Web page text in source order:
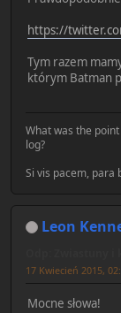
https://
Tym razem
którym Batman
What was the
log?
Si vis pacem, para
Leon
17 Kwiecień 2015,
Mocne słowa!